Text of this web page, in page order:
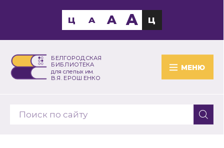
БЕЛГОРОДСКАЯ
БИБЛИОТЕКА
для слепых им.
В.Я. ЕРОШЕНКО
МЕНЮ
Ц A A A Ц